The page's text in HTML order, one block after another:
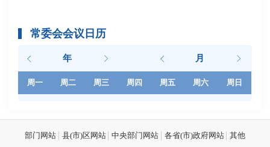
常委会会议日历
年 月
周一 周二 周三 周四 周五 周六 周日
部门网站 县(市)区网站 中央部门网站 各省(市)政府网站 其他